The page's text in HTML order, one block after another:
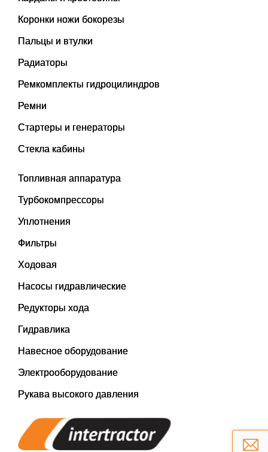
Коронки ножи бокорезы
Пальцы и втулки
Радиаторы
Ремкомплекты гидроцилиндров
Ремни
Стартеры и генераторы
Стекла кабины
Топливная аппаратура
Турбокомпрессоры
Уплотнения
Фильтры
Ходовая
Насосы гидравлические
Редукторы хода
Гидравлика
Навесное оборудование
Электрооборудование
Рукава высокого давления